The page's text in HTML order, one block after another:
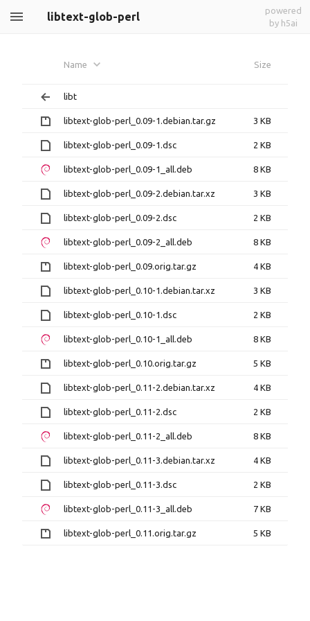
libtext-glob-perl
powered
by h5ai
Name Size
libt
libtext-glob-perl_0.09-1.debian.tar.gz 3 KB
libtext-glob-perl_0.09-1.dsc 2 KB
libtext-glob-perl_0.09-1_all.deb 8 KB
libtext-glob-perl_0.09-2.debian.tar.xz 3 KB
libtext-glob-perl_0.09-2.dsc 2 KB
libtext-glob-perl_0.09-2_all.deb 8 KB
libtext-glob-perl_0.09.orig.tar.gz 4 KB
libtext-glob-perl_0.10-1.debian.tar.xz 3 KB
libtext-glob-perl_0.10-1.dsc 2 KB
libtext-glob-perl_0.10-1_all.deb 8 KB
libtext-glob-perl_0.10.orig.tar.gz 5 KB
libtext-glob-perl_0.11-2.debian.tar.xz 4 KB
libtext-glob-perl_0.11-2.dsc 2 KB
libtext-glob-perl_0.11-2_all.deb 8 KB
libtext-glob-perl_0.11-3.debian.tar.xz 4 KB
libtext-glob-perl_0.11-3.dsc 2 KB
libtext-glob-perl_0.11-3_all.deb 7 KB
libtext-glob-perl_0.11.orig.tar.gz 5 KB